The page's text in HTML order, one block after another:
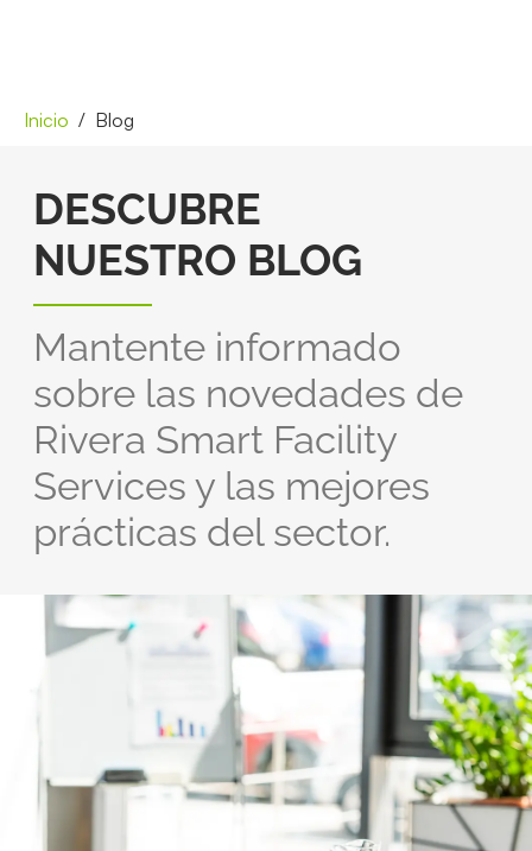
Inicio Blog
DESCUBRE
NUESTRO BLOG
Mantente informado
sobre las novedades de
Rivera Smart Facility
Services y las mejores
prácticas del sector.